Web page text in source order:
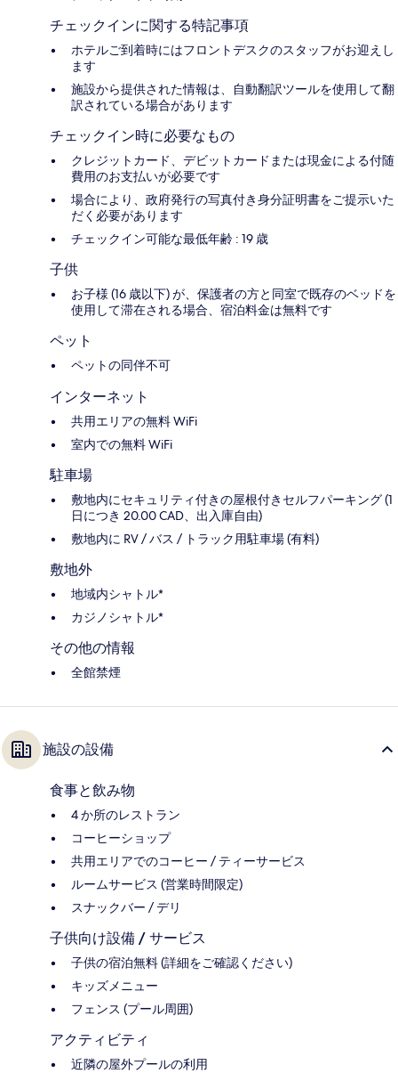
チェックインに関する特記事項
ホテルご到着時にはフロントデスクのスタッフがお迎えし
ます
施設から提供された情報は、自動翻訳ツールを使用して翻
訳されている場合があります
チェックイン時に必要なもの
クレジットカード、デビットカードまたは現金による付随
費用のお支払いが必要です
場合により、政府発行の写真付き身分証明書をご提示いた
だく必要があります
チェックイン可能な最低年齢 : 19 歳
子供
お子様 (16 歳以下) が、保護者の方と同室で既存のベッドを
使用して滞在される場合、宿泊料金は無料です
ペット
ペットの同伴不可
インターネット
共用エリアの無料 WiFi
室内での無料 WiFi
駐車場
敷地内にセキュリティ付きの屋根付きセルフパーキング (1
日につき 20.00 CAD、出入庫自由)
敷地内に RV / バス / トラック用駐車場 (有料)
敷地外
地域内シャトル*
カジノシャトル*
その他の情報
全館禁煙
施設の設備
食事と飲み物
4 か所のレストラン
コーヒーショップ
共用エリアでのコーヒー / ティーサービス
ルームサービス (営業時間限定)
スナックバー / デリ
子供向け設備 / サービス
子供の宿泊無料 (詳細をご確認ください)
キッズメニュー
フェンス (プール周囲)
アクティビティ
近隣の屋外プールの利用